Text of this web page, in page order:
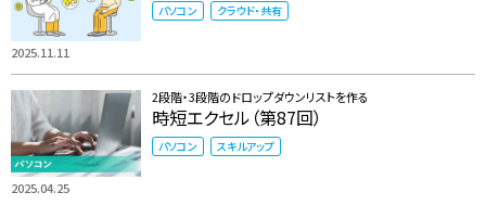
2025.11.11
パソコン クラウド・共有
2025.04.25
2段階・3段階のドロップダウンリストを作る
時短エクセル（第87回）
パソコン スキルアップ